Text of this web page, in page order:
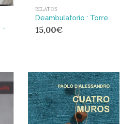
La muerte de Marilyn y otros relatos
RELATOS
Deambulatorio : Torrero, estación mental [seguido de algunos Apéndices sobre las Artes del Caminar]
15,00€